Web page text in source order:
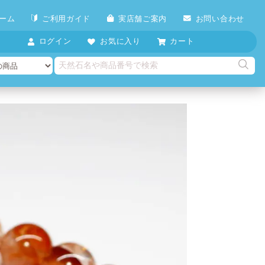
ム ご利用ガイド 実店舗ご案内 お問い合わせ
ログイン お気に入り カート